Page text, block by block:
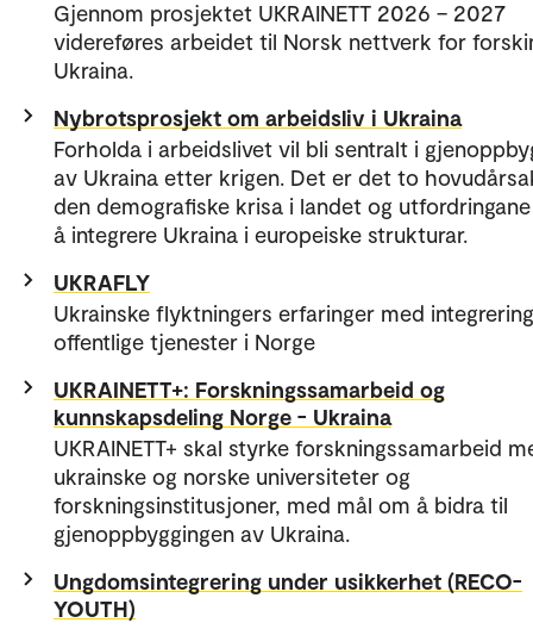
Gjennom prosjektet UKRAINETT 2026 – 2027
videreføres arbeidet til Norsk nettverk for
Ukraina.
Nybrotsprosjekt om arbeidsliv i Ukraina
Forholda i arbeidslivet vil bli sentralt i
av Ukraina etter krigen. Det er det to
den demografiske krisa i landet og
å integrere Ukraina i europeiske strukturar.
UKRAFLY
Ukrainske flyktningers erfaringer med
offentlige tjenester i Norge
UKRAINETT+: Forskningssamarbeid og
kunnskapsdeling Norge - Ukraina
UKRAINETT+ skal styrke forskningssamarbeid
ukrainske og norske universiteter og
forskningsinstitusjoner, med mål om å bidra til
gjenoppbyggingen av Ukraina.
Ungdomsintegrering under usikkerhet (RECO-
YOUTH)